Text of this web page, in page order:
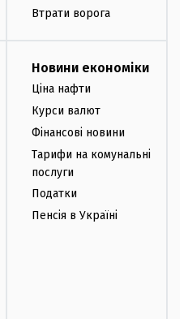
Втрати ворога
Новини економіки
Ціна нафти
Курси валют
Фінансові новини
Тарифи на комунальні
послуги
Податки
Пенсія в Україні